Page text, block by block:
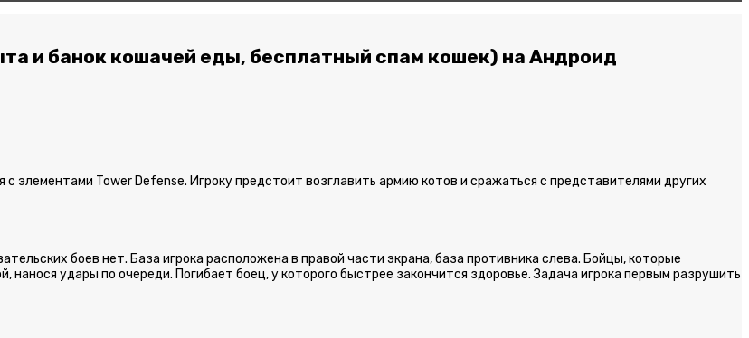
и банок кошачей еды, бесплатный спам кошек) на Андроид
элементами Tower Defense. Игроку предстоит возглавить армию котов и сражаться с представителями других
боев нет. База игрока расположена в правой части экрана, база противника слева. Бойцы, которые
удары по очереди. Погибает боец, у которого быстрее закончится здоровье. Задача игрока первым разрушить